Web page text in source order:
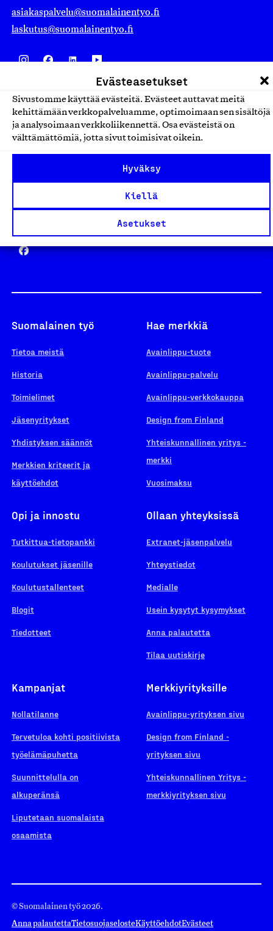
Evästeasetukset
Sivustomme käyttää evästeitä. Evästeet auttavat meitä
kehittämään verkkopalveluamme, optimoimaan sen sisältöjä
ja analysoimaan verkkoliikennettä. Osa evästeistä on
välttämättömiä, jotta sivut toimisivat oikein.
Hyväksy
Kiellä
Asetukset
asiakaspalvelu@suomalainentyo.fi
laskutus@suomalainentyo.fi
Avainlippu
Yhteiskunnallinen Yritys -merkki
Suomalainen työ
Tietoa meistä
Historia
Toimielimet
Jäsenyritykset
Yhdistyksen säännöt
Merkkien kriteerit ja
käyttöehdot
Hae merkkiä
Avainlippu-tuote
Avainlippu-palvelu
Avainlippu-verkkokauppa
Design from Finland
Yhteiskunnallinen yritys -
merkki
Vuosimaksu
Opi ja innostu
Tutkittua-tietopankki
Koulutukset jäsenille
Koulutustallenteet
Blogit
Tiedotteet
Ollaan yhteyksissä
Extranet-jäsenpalvelu
Yhteystiedot
Medialle
Usein kysytyt kysymykset
Anna palautetta
Tilaa uutiskirje
Kampanjat
Nollatilanne
Tervetuloa kohti positiivista
työelämäpuhetta
Suunnittelulla on
alkuperänsä
Liputetaan suomalaista
osaamista
Merkkiyrityksille
Avainlippu-yrityksen sivu
Design from Finland -
yrityksen sivu
Yhteiskunnallinen Yritys -
merkkiyrityksen sivu
© Suomalainen työ 2026.
Anna palautettaTietosuojaselosteKäyttöehdotEvästeet